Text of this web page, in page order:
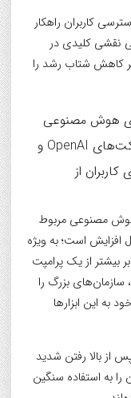
کاربران راهکار
نقشی کلیدی در
کاهش شتاب رشد را
جدول تغییرات حاشیه سود ناخالص شرکت‌های OpenAI و
از
هوش مصنوعی مربوط
است؛ به ویژه
عامل‌محور که گاهی تا ۱,۰۰۰ برابر بیشتر از یک پرامپت
سازمان‌های بزرگ را
به این ابزارها
از بالا رفتن شدید
را به استفاده سنگین